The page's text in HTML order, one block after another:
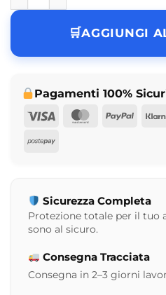
AGGIUNGI
Pagamenti 100%
Visa
MasterCard
Postepay
Sicurezza Completa
Protezione totale per il tuo
sono al sicuro.
Consegna Tracciata
Consegna in 2–3 giorni